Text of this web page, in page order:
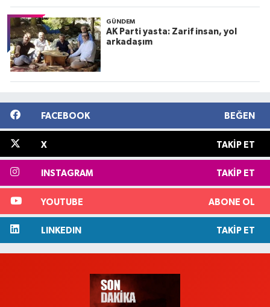
GÜNDEM
AK Parti yasta: Zarif insan, yol
arkadaşım
FACEBOOK BEĞEN
X TAKIP ET
INSTAGRAM TAKIP ET
YOUTUBE ABONE OL
LINKEDIN TAKIP ET